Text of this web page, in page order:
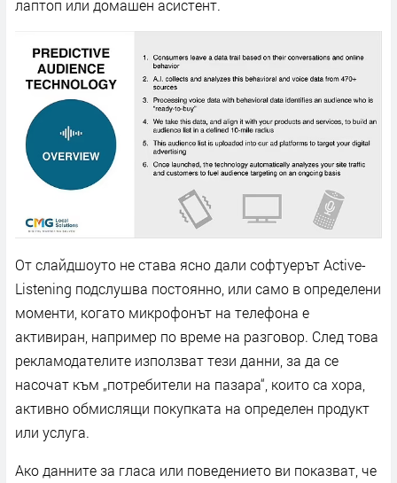
лаптоп или домашен асистент.
От слайдшоуто не става ясно дали софтуерът Active-
Listening подслушва постоянно, или само в определени
моменти, когато микрофонът на телефона е
активиран, например по време на разговор. След това
рекламодателите използват тези данни, за да се
насочат към „потребители на пазара“, които са хора,
активно обмислящи покупката на определен продукт
или услуга.
Ако данните за гласа или поведението ви показват, че